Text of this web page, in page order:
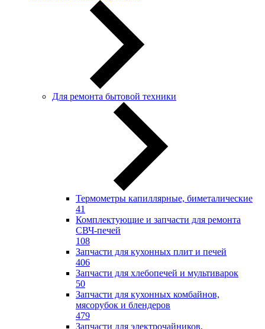
Для ремонта бытовой техники
Термометры капиллярные, биметалические
41
Комплектующие и запчасти для ремонта
СВЧ-печей
108
Запчасти для кухонных плит и печей
406
Запчасти для хлебопечей и мультиварок
50
Запчасти для кухонных комбайнов,
мясорубок и блендеров
479
Запчасти для электрочайников,